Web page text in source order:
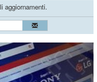
aggiornamenti.